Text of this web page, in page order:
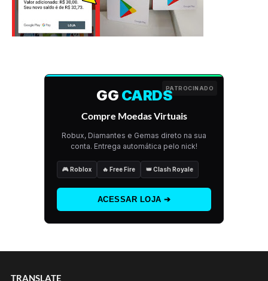
PATROCINADO
GG CARDS
Compre Moedas Virtuais
Robux, Diamantes e Gemas direto na sua
conta. Entrega automática pelo nick!
🎮 Roblox 🔥 Free Fire 👑 Clash Royale
ACESSAR LOJA ➔
TRANSLATE